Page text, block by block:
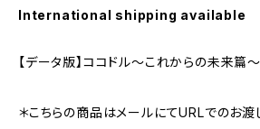
International shipping available
【データ版】ココドル〜これからの未来篇〜
＊こちらの商品はメールにてURLでのお渡